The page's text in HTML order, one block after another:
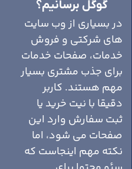
گوگل برسانیم؟
در بسیاری از وب سایت
های شرکتی و فروش
خدمات، صفحات خدمات
برای جذب مشتری بسیار
مهم هستند. کاربر
دقیقا با نیت خرید یا
ثبت سفارش وارد این
صفحات می شود، اما
نکته مهم اینجاست که